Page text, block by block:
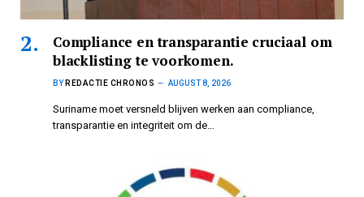
Compliance en transparantie cruciaal om
blacklisting te voorkomen.
BY REDACTIE CHRONOS AUGUST 8, 2026
Suriname moet versneld blijven werken aan compliance,
transparantie en integriteit om de…